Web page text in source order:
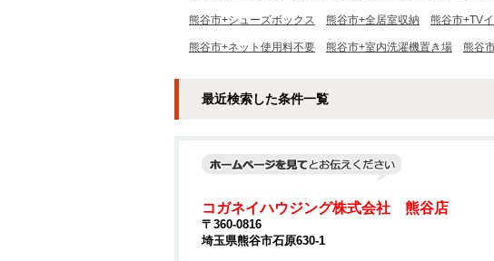
熊谷市+シューズボックス 熊谷市+全居室収納 熊谷市+TV
熊谷市+ネット使用料不要 熊谷市+室内洗濯機置き場 熊谷
最近検索した条件一覧
コガネイハウジング株式会社 熊谷店
〒360-0816
埼玉県熊谷市石原630-1